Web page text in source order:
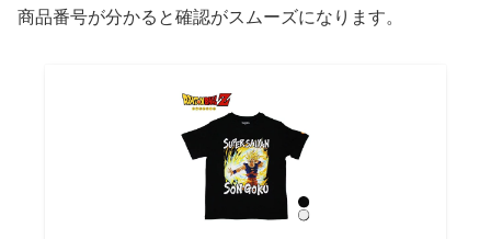
商品番号が分かると確認がスムーズになります。